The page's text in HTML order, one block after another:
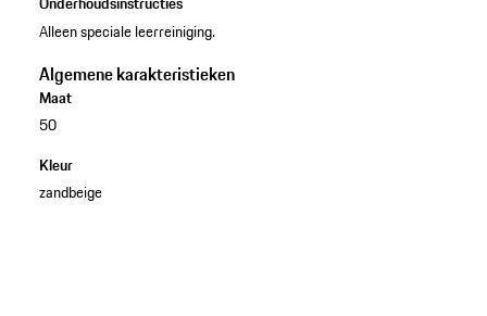
Alleen speciale leerreiniging.
Algemene karakteristieken
Maat
50
Kleur
zandbeige